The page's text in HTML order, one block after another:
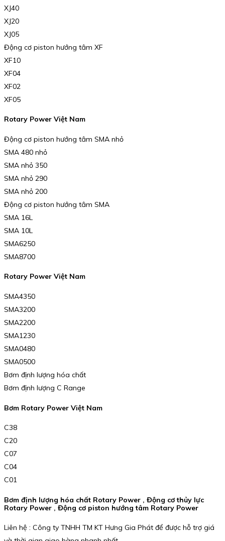
XJ40
XJ20
XJ05
Động cơ piston hướng tâm XF
XF10
XF04
XF02
XF05
Rotary Power Việt Nam
Động cơ piston hướng tâm SMA nhỏ
SMA 480 nhỏ
SMA nhỏ 350
SMA nhỏ 290
SMA nhỏ 200
Động cơ piston hướng tâm SMA
SMA 16L
SMA 10L
SMA6250
SMA8700
Rotary Power Việt Nam
SMA4350
SMA3200
SMA2200
SMA1230
SMA0480
SMA0500
Bơm định lượng hóa chất
Bơm định lượng C Range
Bơm Rotary Power Việt Nam
C38
C20
C07
C04
C01
Bơm định lượng hóa chất Rotary Power , Động cơ thủy lực
Rotary Power , Động cơ piston hướng tâm Rotary Power
Liên hệ : Công ty TNHH TM KT Hưng Gia Phát để được hỗ trợ giá